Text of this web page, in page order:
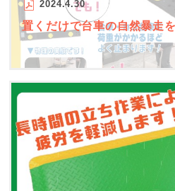
2024.4.30
置くだけで台車の自然暴走